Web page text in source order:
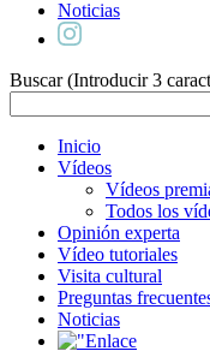
Noticias
Buscar (Introducir 3
Inicio
Vídeos
Vídeos
Todos los
Opinión experta
Vídeo tutoriales
Visita cultural
Preguntas
Noticias